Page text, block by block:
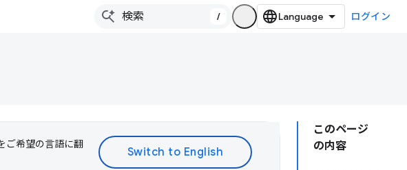
/ ログイン
このページ
の内容
ご希望の言語に翻